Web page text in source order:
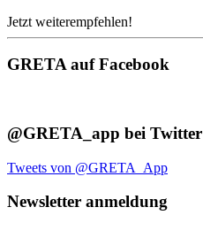
Jetzt weiterempfehlen!
GRETA auf Facebook
@GRETA_app bei Twitter
Tweets von @GRETA_App
Newsletter anmeldung